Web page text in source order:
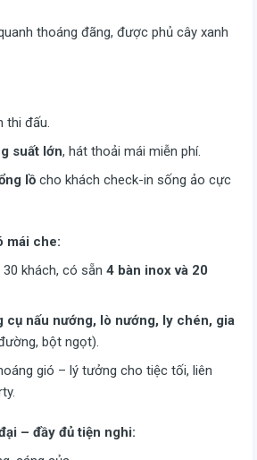
thoáng đãng, được phủ cây xanh
thi đấu.
suất lớn, hát thoải mái miễn phí.
lồcho khách check-in sống ảo cực
mái che:
khách, có sẵn 4 bàn inox và 20
cụ nấu nướng, lò nướng, ly chén, gia
bột ngọt).
gió – lý tưởng cho tiệc tối, liên
– đầy đủ tiện nghi: